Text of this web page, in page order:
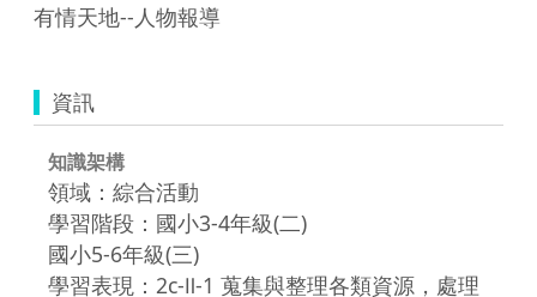
有情天地--人物報導
資訊
知識架構
領域：綜合活動
學習階段：國小3-4年級(二)
國小5-6年級(三)
學習表現：2c-Ⅱ-1 蒐集與整理各類資源，處理